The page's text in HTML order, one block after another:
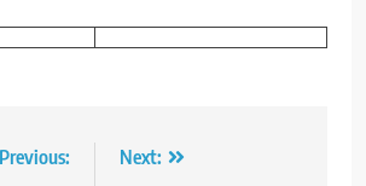
Previous:
Next: